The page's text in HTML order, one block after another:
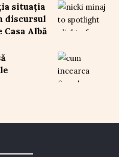
situația
discursul
Casa Albă